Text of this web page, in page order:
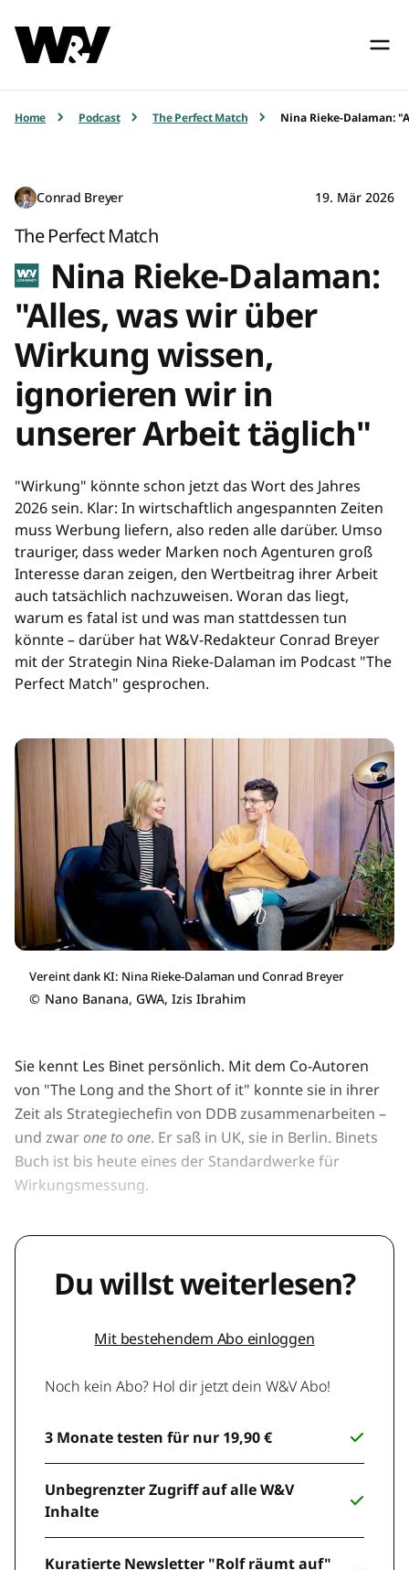
Home Podcast The Perfect Match Nina Rieke-Dalaman:
Conrad Breyer 19. Mär 2026
The Perfect Match
Nina Rieke-Dalaman:
"Alles, was wir über
Wirkung wissen,
ignorieren wir in
unserer Arbeit täglich"
"Wirkung" könnte schon jetzt das Wort des Jahres
2026 sein. Klar: In wirtschaftlich angespannten Zeiten
muss Werbung liefern, also reden alle darüber. Umso
trauriger, dass weder Marken noch Agenturen groß
Interesse daran zeigen, den Wertbeitrag ihrer Arbeit
auch tatsächlich nachzuweisen. Woran das liegt,
warum es fatal ist und was man stattdessen tun
könnte – darüber hat W&V-Redakteur Conrad Breyer
mit der Strategin Nina Rieke-Dalaman im Podcast "The
Perfect Match" gesprochen.
Vereint dank KI: Nina Rieke-Dalaman und Conrad Breyer
© Nano Banana, GWA, Izis Ibrahim
Sie kennt Les Binet persönlich. Mit dem Co-Autoren
von "The Long and the Short of it" konnte sie in ihrer
Zeit als Strategiechefin von DDB zusammenarbeiten –
und zwarone to one. Er saß in UK, sie in Berlin. Binets
Buch ist bis heute eines der Standardwerke für
Wirkungsmessung.
Du willst weiterlesen?
Mit bestehendem Abo einloggen
Noch kein Abo? Hol dir jetzt dein W&V Abo!
3 Monate testen für nur 19,90 €
Unbegrenzter Zugriff auf alle W&V
Inhalte
Kuratierte Newsletter "Rolf räumt auf"